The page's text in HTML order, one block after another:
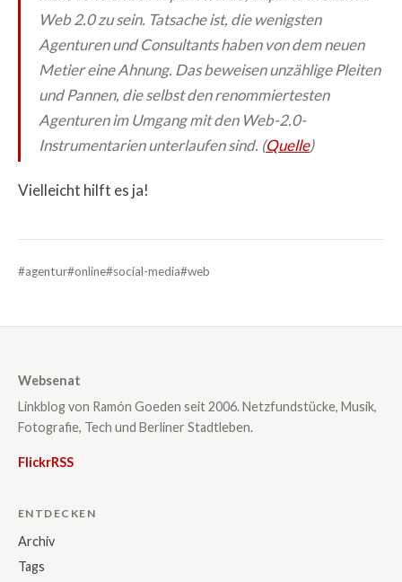
Web 2.0 zu sein. Tatsache ist, die wenigsten
Agenturen und Consultants haben von dem neuen
Metier eine Ahnung. Das beweisen unzählige Pleiten
und Pannen, die selbst den renommiertesten
Agenturen im Umgang mit den Web-2.0-
Instrumentarien unterlaufen sind. (Quelle)
Vielleicht hilft es ja!
#agentur#online#social-media#web
Websenat
Linkblog von Ramón Goeden seit 2006. Netzfundstücke, Musik,
Fotografie, Tech und Berliner Stadtleben.
FlickrRSS
ENTDECKEN
Archiv
Tags